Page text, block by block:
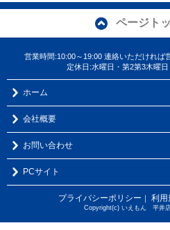
ページト
営業時間:10:00～19:00 連絡いただければ
定休日:水曜日・第2第3木曜
ホーム
会社概要
お問い合わせ
PCサイト
プライバシーポリシー ｜ 利用
Copyright(c) いえもん 平井